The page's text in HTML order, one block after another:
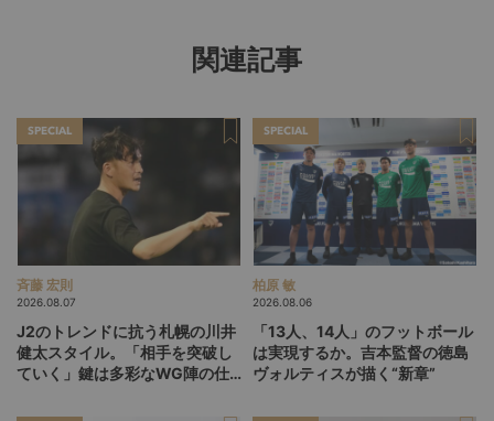
関連記事
SPECIAL
斉藤 宏則
2026.08.07
J2のトレンドに抗う札幌の川井
健太スタイル。「相手を突破し
ていく」鍵は多彩なWG陣の仕
SPECIAL
柏原 敏
2026.08.06
「13人、14人」のフットボール
は実現するか。吉本監督の徳島
ヴォルティスが描く“新章”